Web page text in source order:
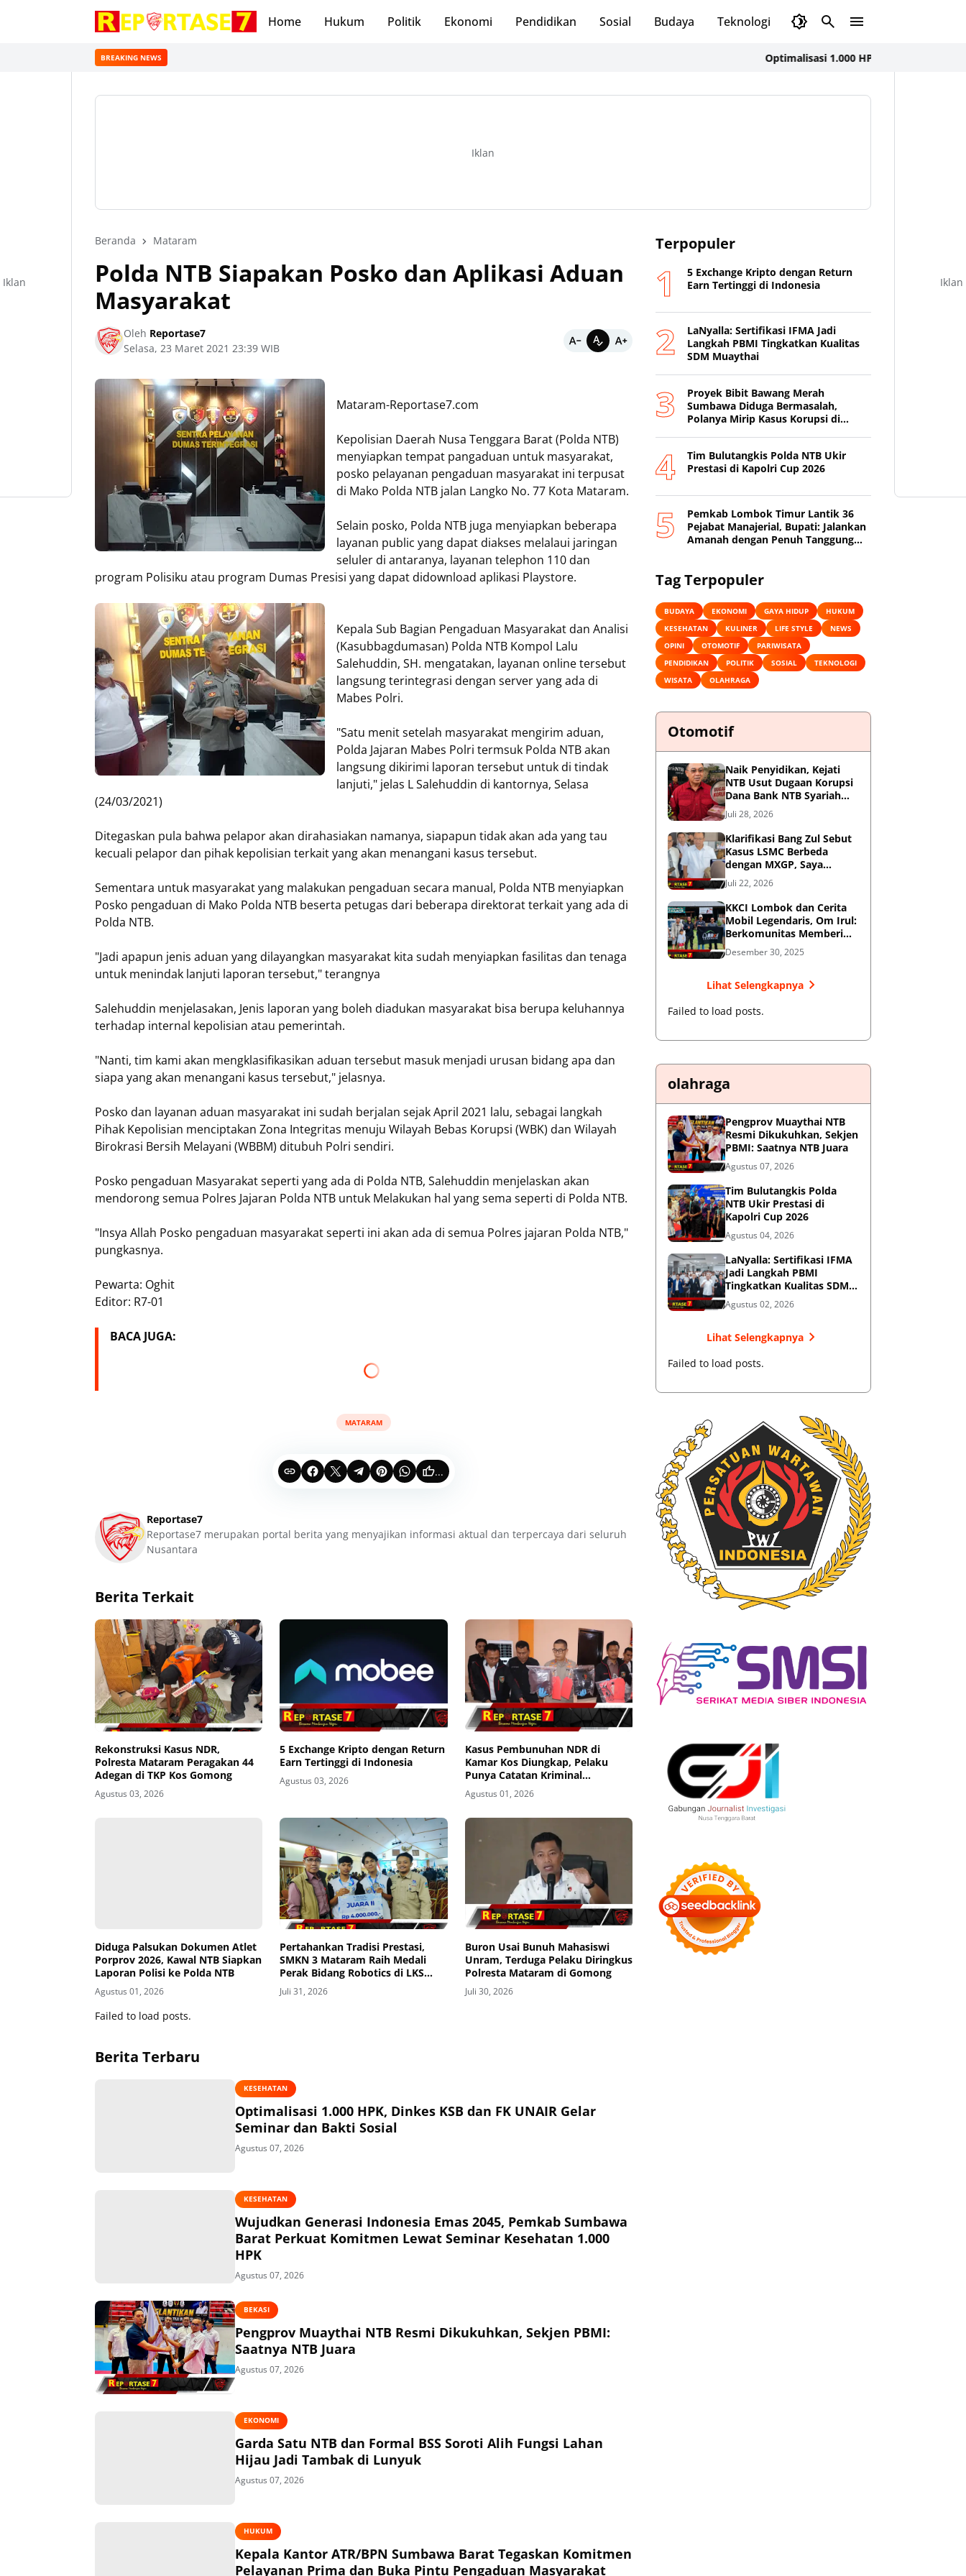
Home Hukum Politik Ekonomi Pendidikan Sosial Budaya Teknologi Olahraga
BREAKING NEWS Optimalisasi 1.000 HPK, Dinkes KSB dan FK
Iklan
Beranda Mataram
Polda NTB Siapakan Posko dan Aplikasi Aduan
Masyarakat
Oleh Reportase7
Selasa, 23 Maret 2021 23:39 WIB
Mataram-Reportase7.com
Kepolisian Daerah Nusa Tenggara Barat (Polda NTB)
menyiapkan tempat pangaduan untuk masyarakat,
posko pelayanan pengaduan masyarakat ini terpusat
di Mako Polda NTB jalan Langko No. 77 Kota Mataram.
Selain posko, Polda NTB juga menyiapkan beberapa
layanan public yang dapat diakses melalaui jaringan
seluler di antaranya, layanan telephon 110 dan
program Polisiku atau program Dumas Presisi yang dapat didownload aplikasi Playstore.
Kepala Sub Bagian Pengaduan Masyarakat dan Analisi
(Kasubbagdumasan) Polda NTB Kompol Lalu
Salehuddin, SH. mengatakan, layanan online tersebut
langsung terintegrasi dengan server yang ada di
Mabes Polri.
"Satu menit setelah masyarakat mengirim aduan,
Polda Jajaran Mabes Polri termsuk Polda NTB akan
langsung dikirimi laporan tersebut untuk di tindak
lanjuti," jelas L Salehuddin di kantornya, Selasa
(24/03/2021)
Ditegaskan pula bahwa pelapor akan dirahasiakan namanya, siapapun tidak akan ada yang tau
kecuali pelapor dan pihak kepolisian terkait yang akan menangani kasus tersebut.
Sementara untuk masyarakat yang malakukan pengaduan secara manual, Polda NTB menyiapkan
Posko pengaduan di Mako Polda NTB beserta petugas dari beberapa direktorat terkait yang ada di
Polda NTB.
"Jadi apapun jenis aduan yang dilayangkan masyarakat kita sudah menyiapkan fasilitas dan tenaga
untuk menindak lanjuti laporan tersebut," terangnya
Salehuddin menjelasakan, Jenis laporan yang boleh diadukan masyarakat bisa berupa keluhannya
terhadap internal kepolisian atau pemerintah.
"Nanti, tim kami akan mengklasifikasikan aduan tersebut masuk menjadi urusan bidang apa dan
siapa yang akan menangani kasus tersebut," jelasnya.
Posko dan layanan aduan masyarakat ini sudah berjalan sejak April 2021 lalu, sebagai langkah
Pihak Kepolisian menciptakan Zona Integritas menuju Wilayah Bebas Korupsi (WBK) dan Wilayah
Birokrasi Bersih Melayani (WBBM) ditubuh Polri sendiri.
Posko pengaduan Masyarakat seperti yang ada di Polda NTB, Salehuddin menjelaskan akan
mendorong semua Polres Jajaran Polda NTB untuk Melakukan hal yang sema seperti di Polda NTB.
"Insya Allah Posko pengaduan masyarakat seperti ini akan ada di semua Polres jajaran Polda NTB,"
pungkasnya.
Pewarta: Oghit
Editor: R7-01
BACA JUGA:
MATARAM
...
Reportase7
Reportase7 merupakan portal berita yang menyajikan informasi aktual dan terpercaya dari seluruh
Nusantara
Berita Terkait
Rekonstruksi Kasus NDR,
Polresta Mataram Peragakan 44
Adegan di TKP Kos Gomong
Agustus 03, 2026
5 Exchange Kripto dengan Return
Earn Tertinggi di Indonesia
Agustus 03, 2026
Kasus Pembunuhan NDR di
Kamar Kos Diungkap, Pelaku
Punya Catatan Kriminal
Kekerasan
Agustus 01, 2026
Diduga Palsukan Dokumen Atlet
Porprov 2026, Kawal NTB Siapkan
Laporan Polisi ke Polda NTB
Agustus 01, 2026
Pertahankan Tradisi Prestasi,
SMKN 3 Mataram Raih Medali
Perak Bidang Robotics di LKS
Tingkat Provinsi 2026
Juli 31, 2026
Buron Usai Bunuh Mahasiswi
Unram, Terduga Pelaku Diringkus
Polresta Mataram di Gomong
Juli 30, 2026
Failed to load posts.
Berita Terbaru
KESEHATAN
Optimalisasi 1.000 HPK, Dinkes KSB dan FK UNAIR Gelar
Seminar dan Bakti Sosial
Agustus 07, 2026
KESEHATAN
Wujudkan Generasi Indonesia Emas 2045, Pemkab Sumbawa
Barat Perkuat Komitmen Lewat Seminar Kesehatan 1.000
HPK
Agustus 07, 2026
BEKASI
Pengprov Muaythai NTB Resmi Dikukuhkan, Sekjen PBMI:
Saatnya NTB Juara
Agustus 07, 2026
EKONOMI
Garda Satu NTB dan Formal BSS Soroti Alih Fungsi Lahan
Hijau Jadi Tambak di Lunyuk
Agustus 07, 2026
HUKUM
Kepala Kantor ATR/BPN Sumbawa Barat Tegaskan Komitmen
Pelayanan Prima dan Buka Pintu Pengaduan Masyarakat
Terpopuler
5 Exchange Kripto dengan Return
Earn Tertinggi di Indonesia
LaNyalla: Sertifikasi IFMA Jadi
Langkah PBMI Tingkatkan Kualitas
SDM Muaythai
Proyek Bibit Bawang Merah
Sumbawa Diduga Bermasalah,
Polanya Mirip Kasus Korupsi di
Tim Bulutangkis Polda NTB Ukir
Prestasi di Kapolri Cup 2026
Pemkab Lombok Timur Lantik 36
Pejabat Manajerial, Bupati: Jalankan
Amanah dengan Penuh Tanggung
Tag Terpopuler
BUDAYA EKONOMI GAYA HIDUP
HUKUM
KESEHATAN
KULINER LIFE STYLE
NEWS
OPINI
OTOMOTIF
PARIWISATA
PENDIDIKAN
POLITIK SOSIAL
TEKNOLOGI
WISATA
OLAHRAGA
Otomotif
Naik Penyidikan, Kejati
NTB Usut Dugaan Korupsi
Dana Bank NTB Syariah
untuk MXGP 2023
Juli 28, 2026
Klarifikasi Bang Zul Sebut
Kasus LSMC Berbeda
dengan MXGP, Saya
Dipanggil Sebagai Saksi
Juli 22, 2026
KKCI Lombok dan Cerita
Mobil Legendaris, Om Irul:
Berkomunitas Memberi
Manfaat dan Membangun
Imej Positif
Desember 30, 2025
Lihat Selengkapnya
Failed to load posts.
olahraga
Pengprov Muaythai NTB
Resmi Dikukuhkan, Sekjen
PBMI: Saatnya NTB Juara
Agustus 07, 2026
Tim Bulutangkis Polda
NTB Ukir Prestasi di
Kapolri Cup 2026
Agustus 04, 2026
LaNyalla: Sertifikasi IFMA
Jadi Langkah PBMI
Tingkatkan Kualitas SDM
Muaythai
Agustus 02, 2026
Lihat Selengkapnya
Failed to load posts.
Iklan Iklan